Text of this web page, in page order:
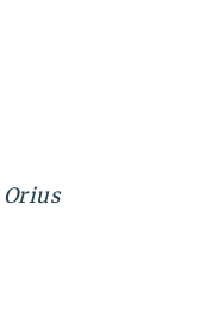
Orius